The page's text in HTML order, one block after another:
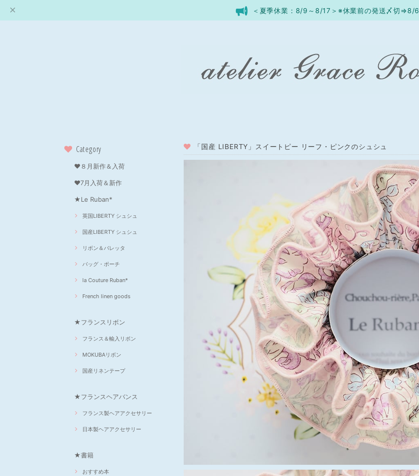
＜夏季休業：8/9～8/17＞※休業前の発送〆切⇒8/6
Category
❤８月新作＆入荷
❤7月入荷＆新作
★Le Ruban*
英国LIBERTY シュシュ
国産LIBERTY シュシュ
リボン＆バレッタ
バッグ・ポーチ
la Couture Ruban*
French linen goods
★フランスリボン
フランス＆輸入リボン
MOKUBAリボン
国産リネンテープ
★フランスヘアバンス
フランス製ヘアアクセサリー
日本製ヘアアクセサリー
★書籍
おすすめ本
「国産 LIBERTY」スイートピー リーフ・ピンクのシュシュ